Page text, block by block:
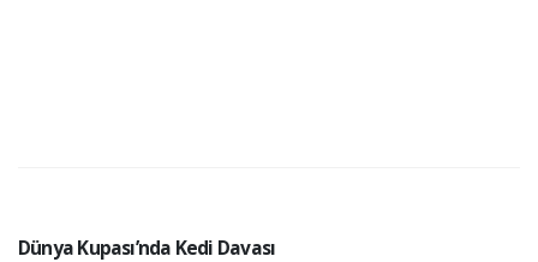
Dünya Kupası’nda Kedi Davası